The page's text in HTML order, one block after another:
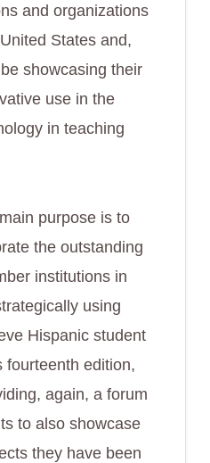
and organizations
States and,
showcasing their
use in the
in teaching
purpose is to
the outstanding
institutions in
using
Hispanic student
fourteenth edition,
again, a forum
to also showcase
they have been